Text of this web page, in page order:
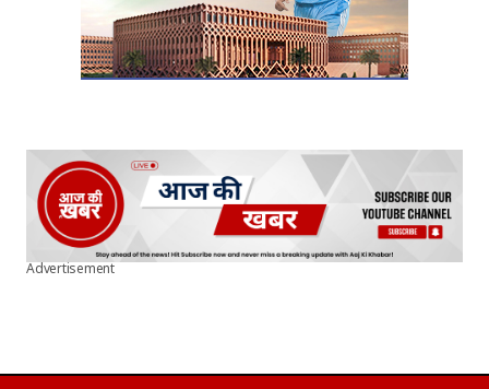
Advertisement